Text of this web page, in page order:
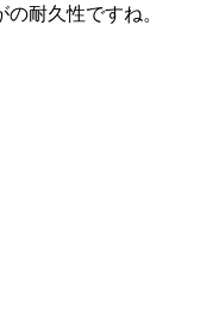
耐久性ですね。